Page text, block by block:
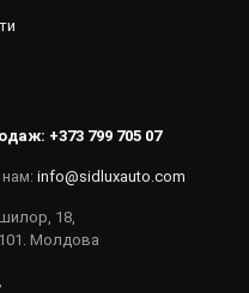
+373 799 705 07
info@sidluxauto.com
18,
Молдова